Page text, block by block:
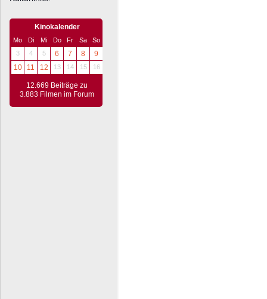
Kinokalender
Mo Di Mi Do Fr Sa
So
3
4 5 6 7 8
9
10
11 12 13 14 15 16
12.669 Beiträge zu
3.883 Filmen im Forum